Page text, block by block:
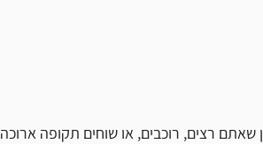
שאתם רצים, רוכבים, או שוחים תקופה